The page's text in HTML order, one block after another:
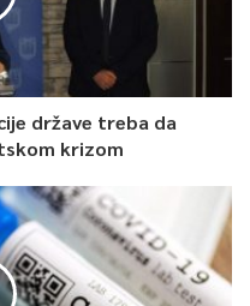
države treba da
krizom